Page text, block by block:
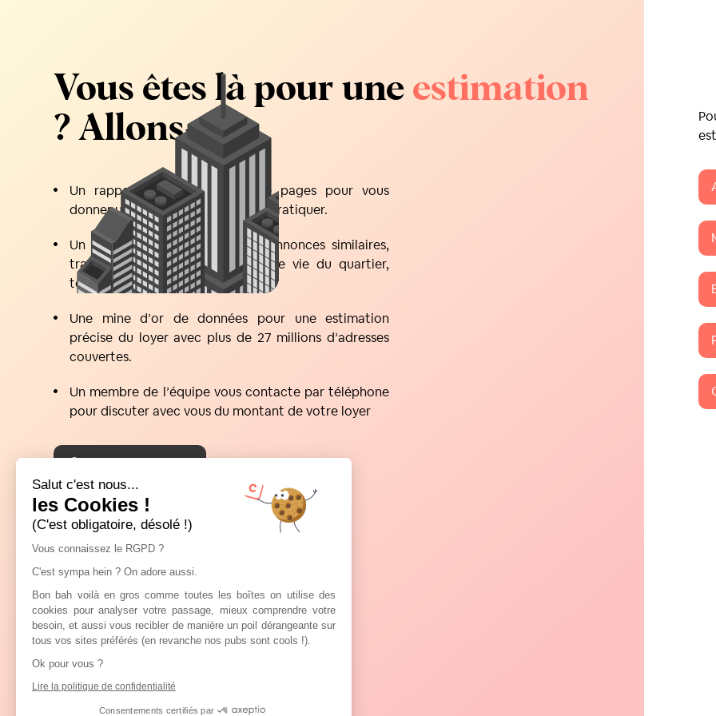
Vous êtes là pour une estimation
? Allons-y !
Un rapport d’une quinzaine de pages pour vous
donner une fourchette de loyer à pratiquer.
Un grand nombre de critères : annonces similaires,
transports à proximité, qualité de vie du quartier,
tension de la zone...
Une mine d’or de données pour une estimation
précise du loyer avec plus de 27 millions d’adresses
couvertes.
Un membre de l’équipe vous contacte par téléphone
pour discuter avec vous du montant de votre loyer
Salut c'est nous...
les Cookies !
(C'est obligatoire, désolé !)
Vous connaissez le RGPD ?
C'est sympa hein ? On adore aussi.
Bon bah voilà en gros comme toutes les boîtes on utilise des
cookies pour analyser votre passage, mieux comprendre votre
besoin, et aussi vous recibler de manière un poil dérangeante sur
tous vos sites préférés (en revanche nos pubs sont cools !).
Ok pour vous ?
Lire la politique de confidentialité
Consentements certifiés par